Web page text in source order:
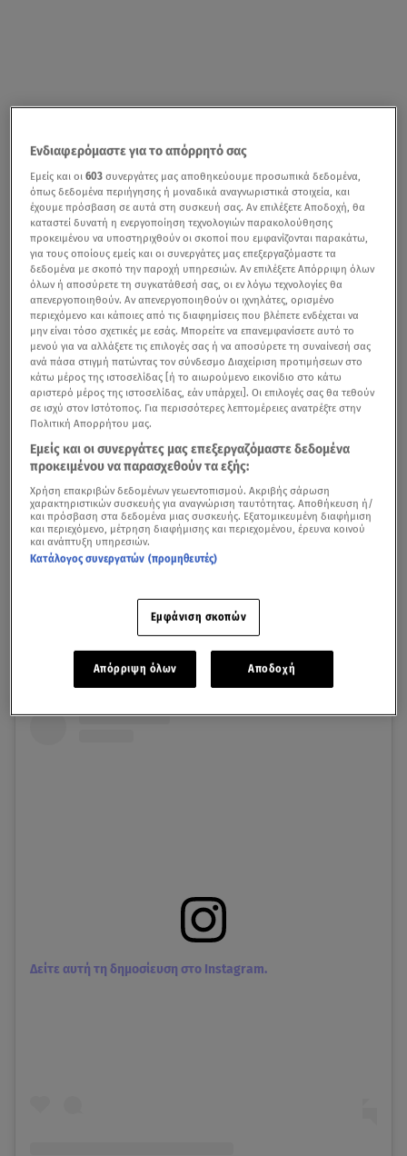
Μια προσωπική εξομολόγηση έκανε ηΧαρά Παππάμε
μια ανάρτηση στον προσωπικό της λογαριασμό στο
συναισθήματα…Και εγώ παλεύω»
Δείτε αυτή τη δημοσίευση στο Instagram.
Ενδιαφερόμαστε για το απόρρητό σας
Εμείς και οι603 συνεργάτες μας αποθηκεύουμε προσωπικά δεδομένα,
όπως δεδομένα περιήγησης ή μοναδικά αναγνωριστικά στοιχεία, και
έχουμε πρόσβαση σε αυτά στη συσκευή σας. Αν επιλέξετε Αποδοχή, θα
καταστεί δυνατή η ενεργοποίηση τεχνολογιών παρακολούθησης
προκειμένου να υποστηριχθούν οι σκοποί που εμφανίζονται παρακάτω,
για τους οποίους εμείς και οι συνεργάτες μας επεξεργαζόμαστε τα
δεδομένα με σκοπό την παροχή υπηρεσιών. Αν επιλέξετε Απόρριψη όλων
όλων ή αποσύρετε τη συγκατάθεσή σας, οι εν λόγω τεχνολογίες θα
απενεργοποιηθούν. Αν απενεργοποιηθούν οι ιχνηλάτες, ορισμένο
περιεχόμενο και κάποιες από τις διαφημίσεις που βλέπετε ενδέχεται να
μην είναι τόσο σχετικές με εσάς. Μπορείτε να επανεμφανίσετε αυτό το
μενού για να αλλάξετε τις επιλογές σας ή να αποσύρετε τη συναίνεσή σας
ανά πάσα στιγμή πατώντας τον σύνδεσμο Διαχείριση προτιμήσεων στο
κάτω μέρος της ιστοσελίδας [ή το αιωρούμενο εικονίδιο στο κάτω
αριστερό μέρος της ιστοσελίδας, εάν υπάρχει]. Οι επιλογές σας θα τεθούν
σε ισχύ στον Ιστότοπος. Για περισσότερες λεπτομέρειες ανατρέξτε στην
Πολιτική Απορρήτου μας.
Εμείς και οι συνεργάτες μας επεξεργαζόμαστε δεδομένα
προκειμένου να παρασχεθούν τα εξής:
Χρήση επακριβών δεδομένων γεωεντοπισμού. Ακριβής σάρωση
χαρακτηριστικών συσκευής για αναγνώριση ταυτότητας. Αποθήκευση ή/
και πρόσβαση στα δεδομένα μιας συσκευής. Εξατομικευμένη διαφήμιση
και περιεχόμενο, μέτρηση διαφήμισης και περιεχομένου, έρευνα κοινού
και ανάπτυξη υπηρεσιών.
Κατάλογος συνεργατών (προμηθευτές)
Εμφάνιση σκοπών
Απόρριψη όλων Αποδοχή